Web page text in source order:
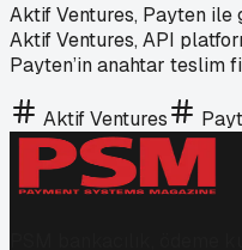
Aktif Ventures, Payten ile
Aktif Ventures, API
Payten’in anahtar teslim
Aktif Ventures